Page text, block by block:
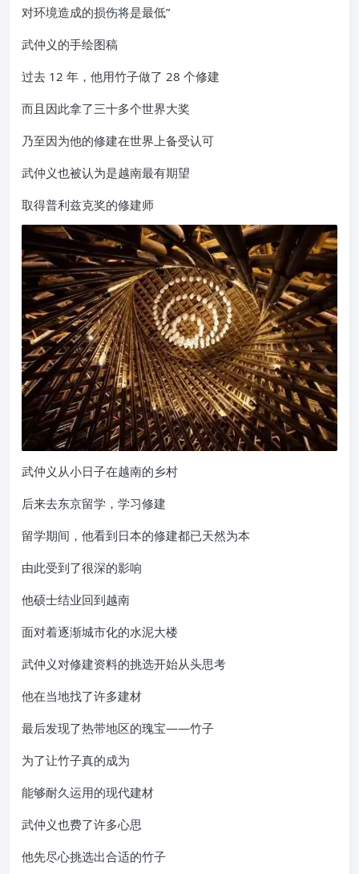
对环境造成的损伤将是最低”
武仲义的手绘图稿
过去 12 年，他用竹子做了 28 个修建
而且因此拿了三十多个世界大奖
乃至因为他的修建在世界上备受认可
武仲义也被认为是越南最有期望
取得普利兹克奖的修建师
武仲义从小日子在越南的乡村
后来去东京留学，学习修建
留学期间，他看到日本的修建都已天然为本
由此受到了很深的影响
他硕士结业回到越南
面对着逐渐城市化的水泥大楼
武仲义对修建资料的挑选开始从头思考
他在当地找了许多建材
最后发现了热带地区的瑰宝——竹子
为了让竹子真的成为
能够耐久运用的现代建材
武仲义也费了许多心思
他先尽心挑选出合适的竹子